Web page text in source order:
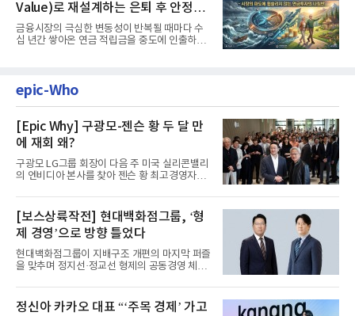
Value)로 재설계하는 은퇴 후 안정적
생활보장과 평생소득 전략
금융시장의 극심한 변동성이 반복될 때마다 수
십 년간 쌓아온 연금 적립금을 중도에 인출하거
epic-Who
[Epic Why] 구광모-젠슨 황 두 달 만
에 재회 왜?
구광모 LG그룹 회장이 다음 주 미국 실리콘밸리
의 엔비디아 본사를 찾아 젠슨 황 최고경영자
[보스상륙작전] 현대백화점그룹, ‘형
제 경영’으로 방향 틀었다
현대백화점그룹이 지배구조 개편의 마지막 퍼즐
을 맞추며 정지선·정교선 형제의 공동경영 체제
정신아 카카오 대표 “‘주목 경제’ 가고